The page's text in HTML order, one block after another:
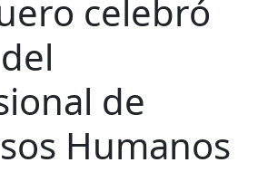
celebró
de
Humanos